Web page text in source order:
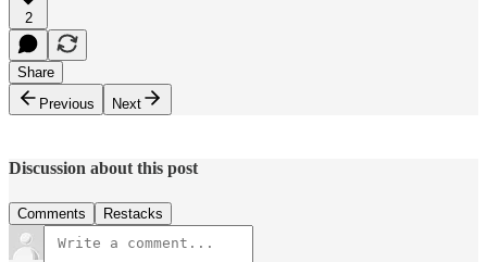
2
Share
Previous
Next
Discussion about this post
Comments Restacks